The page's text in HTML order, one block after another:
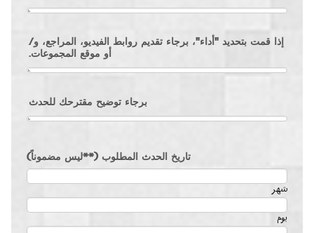
إذا قمت بتحديد "أداء"، برجاء تقديم روابط الفيديو، المراجع، و/
أو موقع المجموعات.
برجاء توضيح مقترحك للحدث
تاريخ الحدث المطلوب (**ليس مضموناً)
شهر
يوم